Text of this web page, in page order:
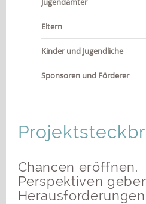
JOBSEltern
Kinder und Jugendliche
Sponsoren und Förderer
Chancen eröffnen.
Perspektiven